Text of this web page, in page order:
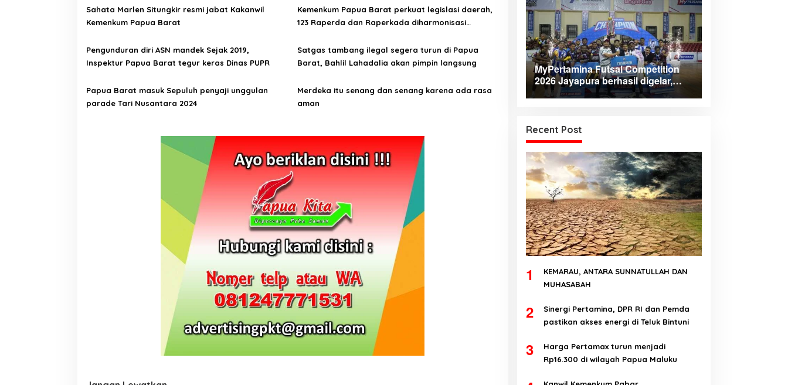
p
o
s
Sahata Marlen Situngkir resmi jabat Kakanwil
Kemenkum Papua Barat
Kemenkum Papua Barat perkuat legislasi daerah,
123 Raperda dan Raperkada diharmonisasi
Pengunduran diri ASN mandek Sejak 2019,
Inspektur Papua Barat tegur keras Dinas PUPR
Satgas tambang ilegal segera turun di Papua
Barat, Bahlil Lahadalia akan pimpin langsung
Papua Barat masuk Sepuluh penyaji unggulan
parade Tari Nusantara 2024
Merdeka itu senang dan senang karena ada rasa
aman
MyPertamina Futsal Competition
2026 Jayapura berhasil digelar,
dorong talenta muda berprestasi
Recent Post
1
KEMARAU, ANTARA SUNNATULLAH DAN
MUHASABAH
2
Sinergi Pertamina, DPR RI dan Pemda
pastikan akses energi di Teluk Bintuni
3
Harga Pertamax turun menjadi
Rp16.300 di wilayah Papua Maluku